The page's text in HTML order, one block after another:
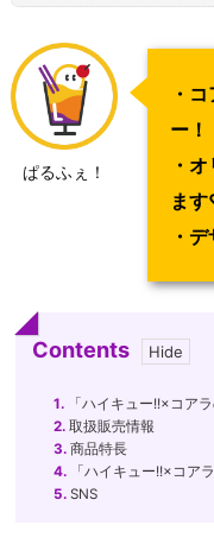
ぱるふぇ！
・
ー！
・
ま
・
Contents
1. 「ハイキュー!!×コア
2. 取扱販売情報
3. 商品特長
4. 「ハイキュー!!×コア
5. SNS